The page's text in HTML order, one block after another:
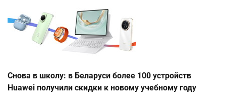
Снова в школу: в Беларуси более 100 устройств
Huawei получили скидки к новому учебному году